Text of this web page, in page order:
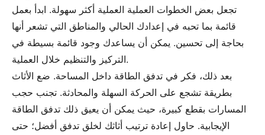
تجعل بعض الخطوات العملية العملية أكثر سهولة. ابدأ بعمل
قائمة بما تحبه في إعدادك الحالي والمناطق التي تشعر أنها
بحاجة إلى تحسين. يمكن أن يساعدك وجود قائمة بسيطة في
التركيز والتنظيم خلال العملية.
بعد ذلك، فكر في تدفق الطاقة داخل المساحة. ضع الأثاث
بطريقة تشجع على الحركة السهلة والمحادثة. تجنب حجب
المسارات بقطع كبيرة، حيث يمكن أن يعيق ذلك تدفق الطاقة
الإيجابية. حاول إعادة ترتيب أثاثك لخلق تدفق أفضل؛ حتى